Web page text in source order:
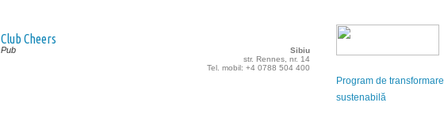
Club Cheers
Sibiu
str. Rennes, nr. 14
Tel. mobil: +4 0788 504 400
Pub
Program de transformare
sustenabilă